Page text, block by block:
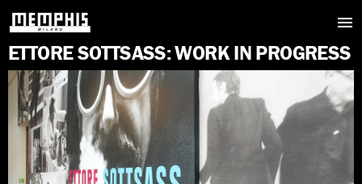
ETTORESOTTSASS:WORKINPROGRESS